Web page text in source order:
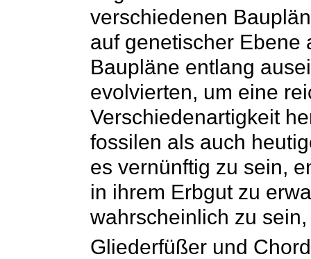
verschiedenen
auf genetischer Ebene
Baupläne entlang
evolvierten, um eine
Verschiedenartigkeit
fossilen als auch
es vernünftig zu sein,
in ihrem Erbgut zu
wahrscheinlich zu
Gliederfüßer und